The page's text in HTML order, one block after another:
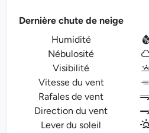
Dernière chute de neige
Humidité
Nébulosité
Visibilité
Vitesse du vent
Rafales de vent
Direction du vent
Lever du soleil